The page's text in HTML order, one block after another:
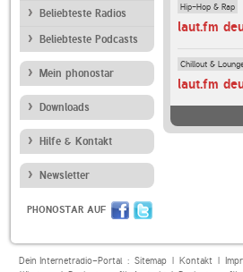
Beliebteste Radios
Beliebteste Podcasts
Mein phonostar
Downloads
Hilfe & Kontakt
Newsletter
PHONOSTAR AUF
Hip-Hop & Rap
laut.fm
Chillout &
laut.fm
Dein Internetradio-Portal : Sitemap| Kontakt|